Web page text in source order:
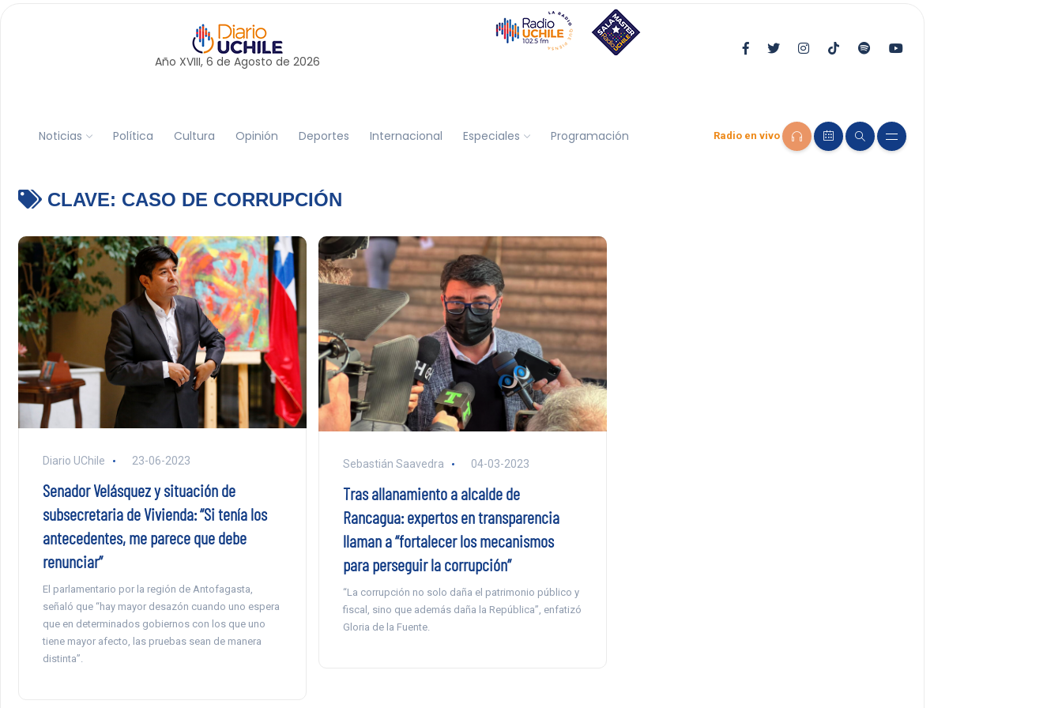
Año XVIII, 6 de Agosto de 2026
Noticias Política Cultura Opinión Deportes Internacional Especiales Programación Radio en vivo
CLAVE: CASO DE CORRUPCIÓN
Diario UChile 23-06-2023
Senador Velásquez y situación de
subsecretaria de Vivienda: “Si tenía los
antecedentes, me parece que debe
renunciar”
El parlamentario por la región de Antofagasta,
señaló que “hay mayor desazón cuando uno espera
que en determinados gobiernos con los que uno
tiene mayor afecto, las pruebas sean de manera
distinta”.
Sebastián Saavedra 04-03-2023
Tras allanamiento a alcalde de
Rancagua: expertos en transparencia
llaman a “fortalecer los mecanismos
para perseguir la corrupción”
“La corrupción no solo daña el patrimonio público y
fiscal, sino que además daña la República”, enfatizó
Gloria de la Fuente.